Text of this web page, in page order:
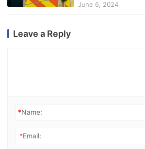
June 6, 2024
Leave a Reply
*Name:
*Email: